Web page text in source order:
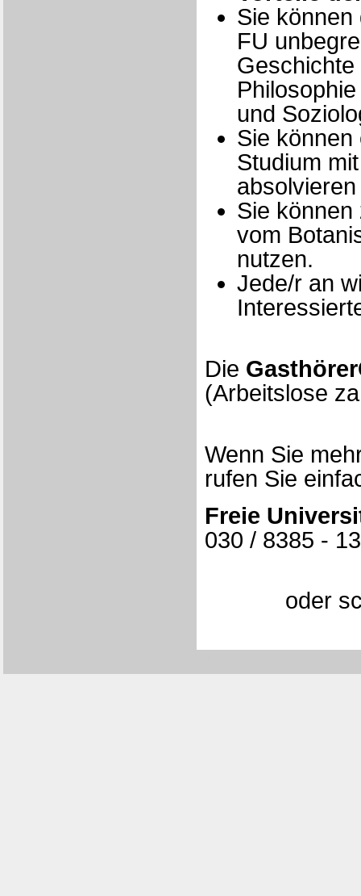
Sie
FU
und
Sie
Studium
Sie
vom
nutzen.
Jede/r an
Die
(Arbeitslose
Wenn Sie
rufen Sie
Freie
030 / 8385 -
oder